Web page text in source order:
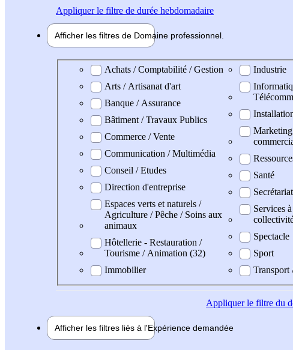
Appliquerle filtre de durée hebdomadaire
Afficher les filtres de Domaine professionnel
Domaine professionel
Achats / Comptabilité / Gestion
Arts / Artisanat d'art
Banque / Assurance
Bâtiment / Travaux Publics
Commerce / Vente
Communication / Multimédia
Conseil / Etudes
Direction d'entreprise
Espaces verts et naturels /
Agriculture / Pêche / Soins aux
animaux
Hôtellerie - Restauration /
Tourisme / Animation (32)
Immobilier
Industrie
Santé
Services
Spectacle
Sport
Transport
Appliquerle filtre du
Afficher les filtres liés à l'Expérience demandée